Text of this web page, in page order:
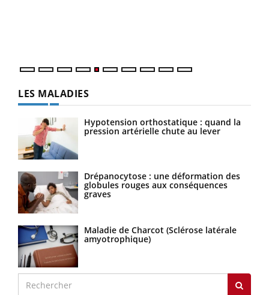
LES MALADIES
Hypotension orthostatique : quand la
pression artérielle chute au lever
Drépanocytose : une déformation des
globules rouges aux conséquences
graves
Maladie de Charcot (Sclérose latérale
amyotrophique)